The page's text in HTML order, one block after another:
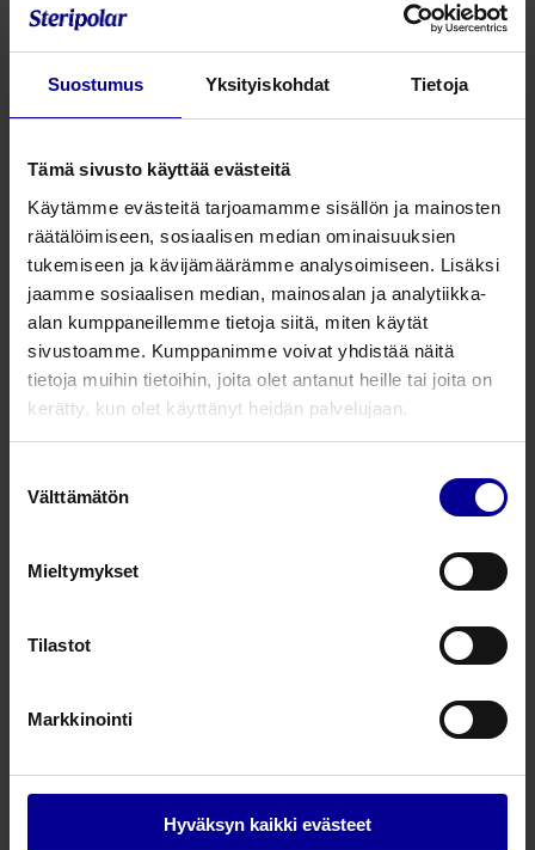
Suostumus Yksityiskohdat Tietoja
Tämä sivusto käyttää evästeitä
Käytämme evästeitä tarjoamamme sisällön ja mainosten
räätälöimiseen, sosiaalisen median ominaisuuksien
tukemiseen ja kävijämäärämme analysoimiseen. Lisäksi
jaamme sosiaalisen median, mainosalan ja analytiikka-
alan kumppaneillemme tietoja siitä, miten käytät
sivustoamme. Kumppanimme voivat yhdistää näitä
tietoja muihin tietoihin, joita olet antanut heille tai joita on
kerätty, kun olet käyttänyt heidän palvelujaan.
valinta
Välttämätön
Mieltymykset
Tilastot
Markkinointi
Hyväksyn kaikki evästeet
Sertifioitu korkeapaineinfuusioihin (jopa 325 psi). Ei
koko 26G
Miellyttävä käytössä potilaalle ja terveydenhuollon
ammattilaiselle
3178122 Neo Delta Ven 1, oranssi, PUR
3168122 Neo Delta Ven 1, harmaa, PUR
3118122 Neo Delta Ven 1, keltainen, PUR